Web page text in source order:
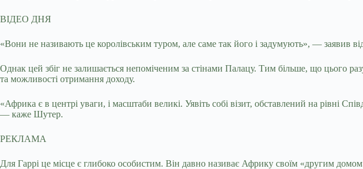
ВІДЕО ДНЯ
«Вони не називають це королівським туром, але саме так його і задумують», — заявив
Однак цей збіг не залишається непоміченим за стінами Палацу. Тим більше, що цього
та можливості отримання доходу.
«Африка є в центрі уваги, і масштаби великі. Уявіть собі візит, обставлений на рівні
— каже Шутер.
РЕКЛАМА
Для Гаррі це місце є глибоко особистим. Він давно називає Африку своїм «другим